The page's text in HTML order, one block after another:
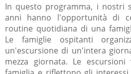
In questo programma, i nostri
anni hanno l'opportunità di
routine quotidiana di una
Le famiglie ospitanti
un'escursione di un'intera
mezza giornata. Le